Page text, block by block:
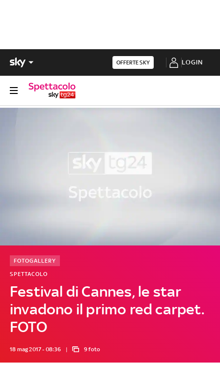
OFFERTE SKY LOGIN
Festival di Cannes, le star
invadono il primo red carpet.
FOTO
SPETTACOLO
FOTOGALLERY
18 mag 2017 - 08:36 9 foto